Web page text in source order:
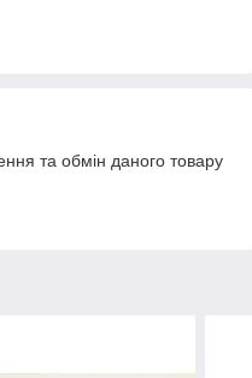
та обмін даного товару